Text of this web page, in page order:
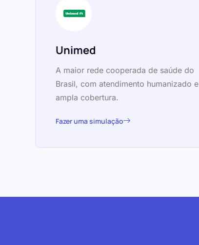
Unimed
A maior rede cooperada de saúde do
Brasil, com atendimento humanizado e
ampla cobertura.
Fazer uma simulação